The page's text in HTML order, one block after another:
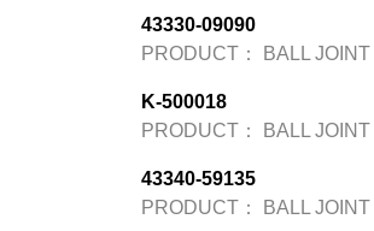
43330-09090
PRODUCT：
BALL JOINT
K-500018
PRODUCT：
BALL JOINT
43340-59135
PRODUCT：
BALL JOINT